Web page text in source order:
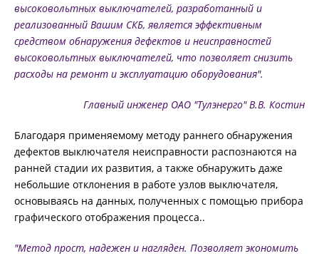
ОБУЧЕНИЕ
высоковольтных выключателей, разработанный и
реализованный Вашим СКБ, является эффективным
средством обнаружения дефектов и неисправностей
высоковольтных выключателей, что позволяет снизить
расходы на ремонт и эксплуатацию оборудования".
Главный инженер ОАО "Тулэнерго" В.В. Костин
Благодаря применяемому методу раннего обнаружения
дефектов выключателя неисправности распознаются на
ранней стадии их развития, а также обнаружить даже
небольшие отклонения в работе узлов выключателя,
основываясь на данных, полученных с помощью прибора
графического отображения процесса..
"Метод прост, надежен и нагляден. Позволяет экономить